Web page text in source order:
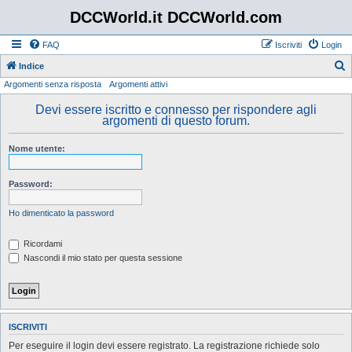
DCCWorld.it DCCWorld.com
FAQ Login
Iscriviti
Indice
Argomenti senza risposta Argomenti attivi
Devi essere iscritto e connesso per rispondere agli
argomenti di questo forum.
Nome utente:
Password:
Ho dimenticato la password
Ricordami
Nascondi il mio stato per questa sessione
ISCRIVITI
Per eseguire il login devi essere registrato. La registrazione richiede solo